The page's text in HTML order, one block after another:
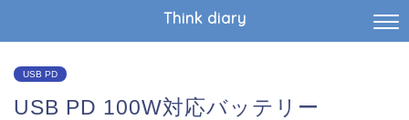
Think diary
USB PD
USB PD 100W対応バッテリー